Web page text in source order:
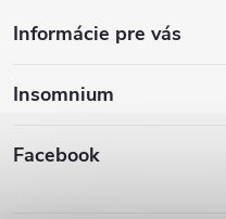
Informácie pre vás
Insomnium
Facebook